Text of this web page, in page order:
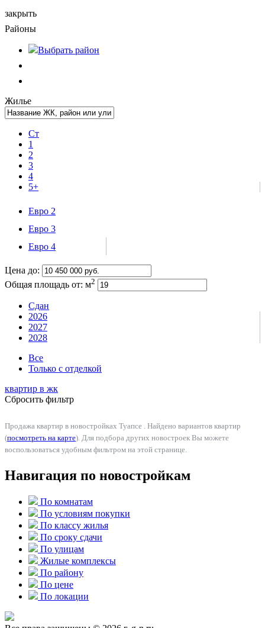
закрыть
Районы
Выбрать район
Жилье
Ст
1
2
3
4
5+
Евро 2
Евро 3
Евро 4
Цена до:
Общая площадь от: м2
Сдан
2026
2027
2028
Все
Только с отделкой
квартир в жк
Сбросить фильтр
Продажа квартир в новостройках Туапсе . Найдено вариантов квартир
(посмотреть на карте). Для подбора других новостроек Вы можете
воспользоваться удобным фильтром на этой странице.
Навигация по новостройкам
По комнатам
По условиям покупки
По классу жилья
По сроку сдачи
По улицам
Жилые комплексы
По району
По цене
По локации